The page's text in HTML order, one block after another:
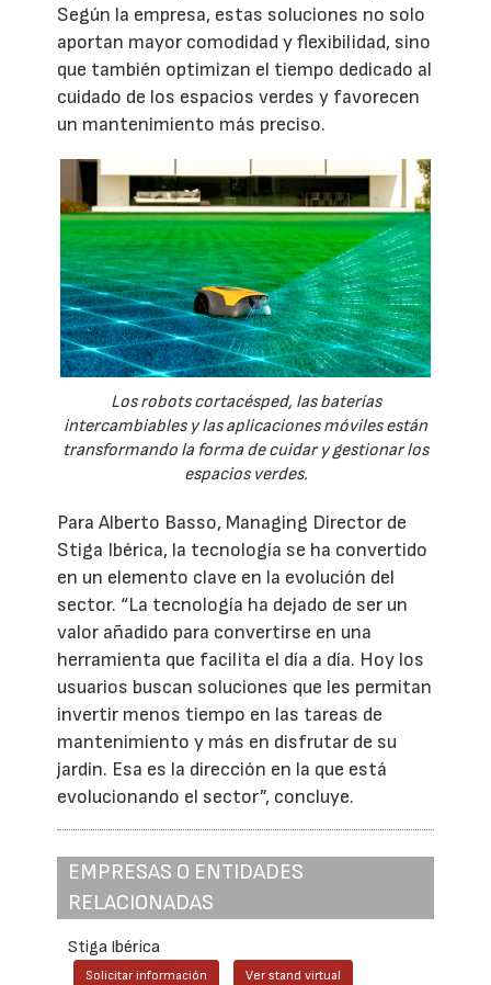
Según la empresa, estas soluciones no solo
aportan mayor comodidad y flexibilidad, sino
que también optimizan el tiempo dedicado al
cuidado de los espacios verdes y favorecen
un mantenimiento más preciso.
Los robots cortacésped, las baterías
intercambiables y las aplicaciones móviles están
transformando la forma de cuidar y gestionar los
espacios verdes.
Para Alberto Basso, Managing Director de
Stiga Ibérica, la tecnología se ha convertido
en un elemento clave en la evolución del
sector. “La tecnología ha dejado de ser un
valor añadido para convertirse en una
herramienta que facilita el día a día. Hoy los
usuarios buscan soluciones que les permitan
invertir menos tiempo en las tareas de
mantenimiento y más en disfrutar de su
jardín. Esa es la dirección en la que está
evolucionando el sector”, concluye.
EMPRESAS O ENTIDADES
RELACIONADAS
Stiga Ibérica
Solicitar información Ver stand virtual